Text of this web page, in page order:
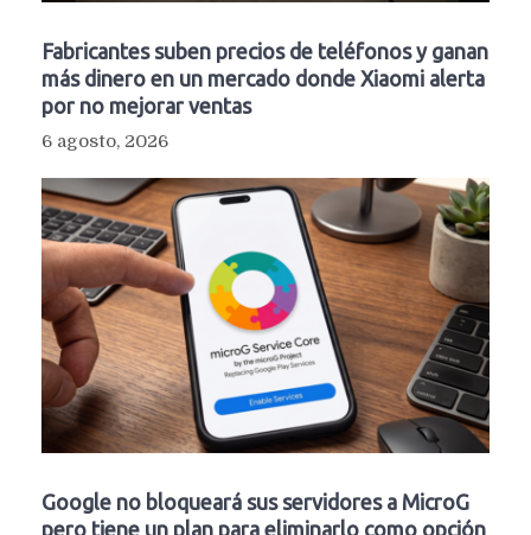
Fabricantes suben precios de teléfonos y ganan
más dinero en un mercado donde Xiaomi alerta
por no mejorar ventas
6 agosto, 2026
Google no bloqueará sus servidores a MicroG
pero tiene un plan para eliminarlo como opción